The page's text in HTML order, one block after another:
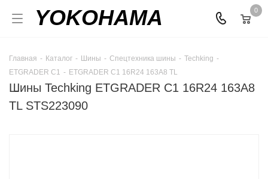
YOKOHAMA 0
Главная - Каталог - Шины - Спецтехника шины - Techking -
ETGRADER C1 - ETGRADER C1 16R24 163A8 TL
Шины Techking ETGRADER C1 16R24 163A8
TL STS223090